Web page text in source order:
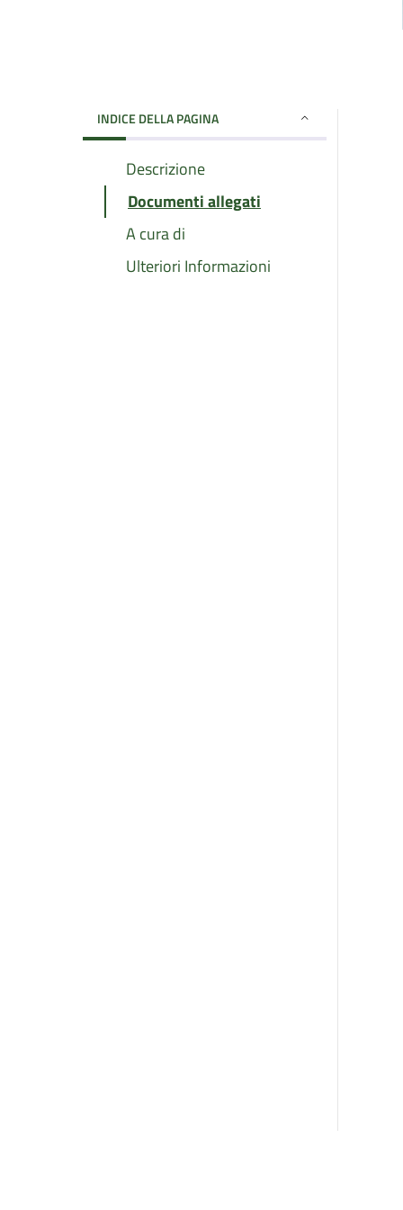
INDICE DELLA PAGINA
Descrizione
Documenti allegati
A cura di
Ulteriori Informazioni